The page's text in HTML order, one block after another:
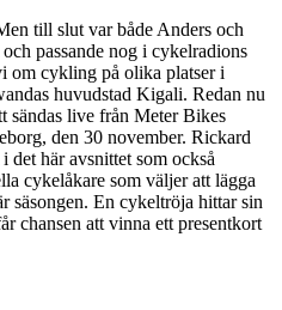
till slut var både Anders och
passande nog i cykelradions
om cykling på olika platser i
huvudstad Kigali. Redan nu
sändas live från Meter Bikes
den 30 november. Rickard
det här avsnittet som också
cykelåkare som väljer att lägga
säsongen. En cykeltröja hittar sin
chansen att vinna ett presentkort